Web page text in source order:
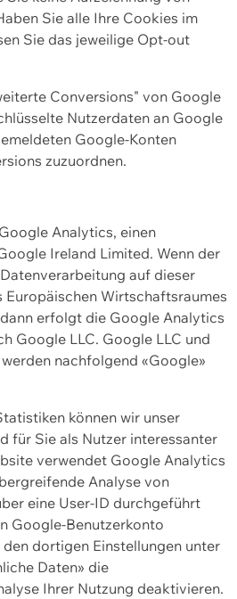
Sie alle Ihre Cookies im
Sie das jeweilige Opt-out
Conversions" von Google
Nutzerdaten an Google
Google-Konten
zuzuordnen.
Analytics, einen
Ireland Limited. Wenn der
auf dieser
Europäischen Wirtschaftsraumes
erfolgt die Google Analytics
Google LLC. Google LLC und
nachfolgend «Google»
können wir unser
für Sie als Nutzer interessanter
verwendet Google Analytics
Analyse von
eine User-ID durchgeführt
Google-Benutzerkonto
dortigen Einstellungen unter
Daten» die
Ihrer Nutzung deaktivieren.